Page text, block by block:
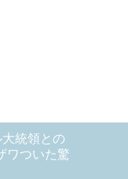
統領との
ワついた驚